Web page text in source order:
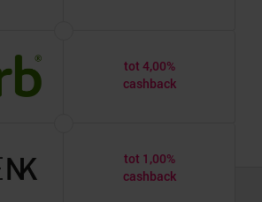
tot 4,00%
cashback
tot 1,00%
cashback